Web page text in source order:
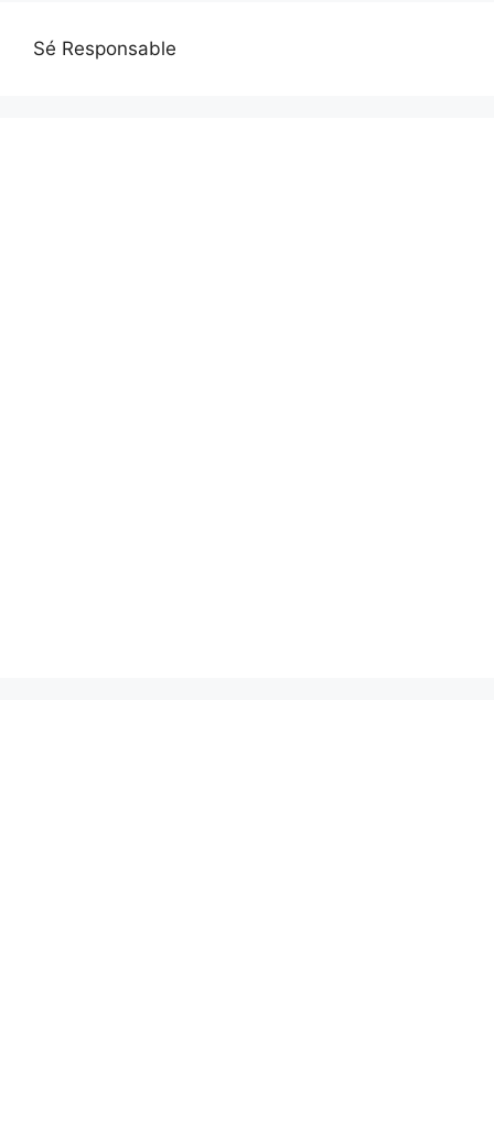
Sé Responsable